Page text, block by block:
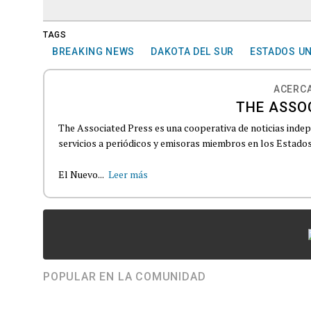
TAGS
BREAKING NEWS DAKOTA DEL SUR ESTADOS
THE
The Associated Press es una cooperativa de noticias
servicios a periódicos y emisoras miembros en los
El Nuevo... Leer más
POPULAR EN LA COMUNIDAD